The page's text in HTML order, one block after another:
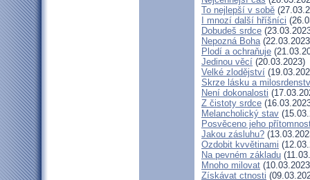
To nejlepší v sobě
I mnozí další hříšníci
Dobudeš srdce
Nepozná Boha
Plodí a ochraňuje
Jedinou věcí (20.03.2023)
Velké zlodějství
Skrze lásku a
Není dokonalosti
Z čistoty srdce
Melancholický stav
Posvěceno jeho
Jakou zásluhu?
Ozdobit kvvětinami
Na pevném základu
Mnoho milovat
Získávat ctnosti